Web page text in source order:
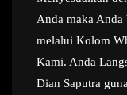
Anda maka
melalui Kolom
Kami. Anda
Dian Saputra